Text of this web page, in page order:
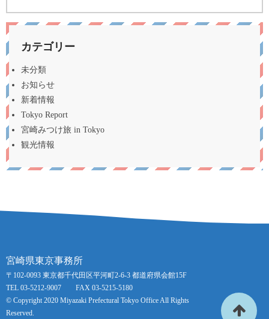
カテゴリー
未分類
お知らせ
新着情報
Tokyo Report
宮崎みつけ旅 in Tokyo
観光情報
宮崎県東京事務所
〒102-0093 東京都千代田区平河町2-6-3 都道府県会館15F
TEL 03-5212-9007 FAX 03-5215-5180
© Copyright 2020 Miyazaki Prefectural Tokyo Office All Rights
Reserved.